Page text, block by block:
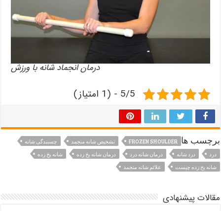
درمان انجماد شانه با ورزش
5/5 - (1 امتیاز)
برچسب ها FROZEN SHOULDER تشخیص شانه منجمد
چسبندگی شانه
درد
درد شانه درمان شانه درد درمان شانه یخ زده
شانه یخ زده
شانه یخ زده چیست
علائم شانه منجمد
مقالات پیشنهادی